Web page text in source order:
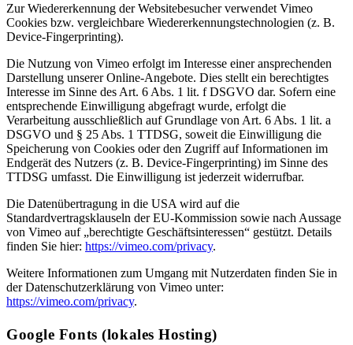
Zur Wiedererkennung der Websitebesucher verwendet Vimeo
Cookies bzw. vergleichbare Wiedererkennungstechnologien (z. B.
Device-Fingerprinting).
Die Nutzung von Vimeo erfolgt im Interesse einer ansprechenden
Darstellung unserer Online-Angebote. Dies stellt ein berechtigtes
Interesse im Sinne des Art. 6 Abs. 1 lit. f DSGVO dar. Sofern eine
entsprechende Einwilligung abgefragt wurde, erfolgt die
Verarbeitung ausschließlich auf Grundlage von Art. 6 Abs. 1 lit. a
DSGVO und § 25 Abs. 1 TTDSG, soweit die Einwilligung die
Speicherung von Cookies oder den Zugriff auf Informationen im
Endgerät des Nutzers (z. B. Device-Fingerprinting) im Sinne des
TTDSG umfasst. Die Einwilligung ist jederzeit widerrufbar.
Die Datenübertragung in die USA wird auf die
Standardvertragsklauseln der EU-Kommission sowie nach Aussage
von Vimeo auf „berechtigte Geschäftsinteressen“ gestützt. Details
finden Sie hier: https://vimeo.com/privacy.
Weitere Informationen zum Umgang mit Nutzerdaten finden Sie in
der Datenschutzerklärung von Vimeo unter:
https://vimeo.com/privacy.
Google Fonts (lokales Hosting)